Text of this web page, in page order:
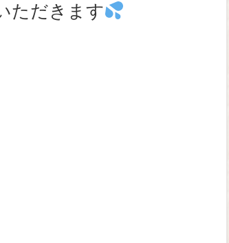
ただきます